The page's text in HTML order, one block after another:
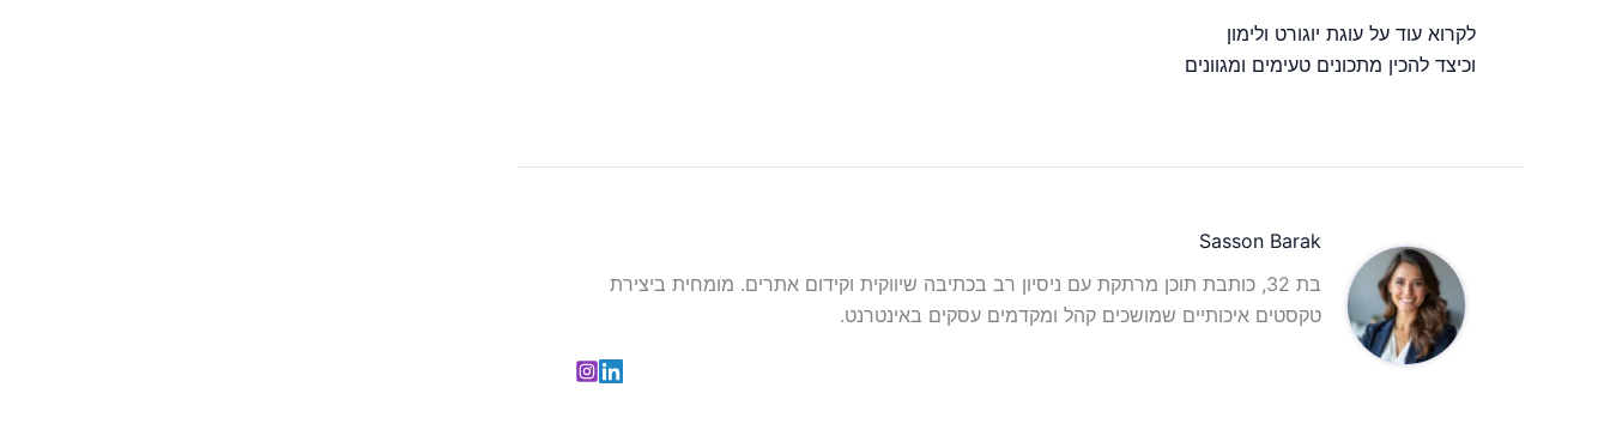
לקרוא עוד על עוגת יוגורט ולימון
וכיצד להכין מתכונים טעימים ומגוונים
Sasson Barak
בת 32, כותבת תוכן מרתקת עם ניסיון רב בכתיבה שיווקית וקידום אתרים. מומחית ביצירת
טקסטים איכותיים שמושכים קהל ומקדמים עסקים באינטרנט.